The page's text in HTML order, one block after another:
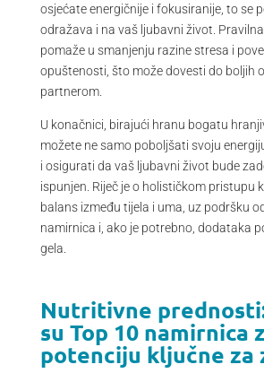
osjećate energičnije i fokusiranije, to se
odražava i na vaš ljubavni život.
pomaže u smanjenju razine stresa i
opuštenosti, što može dovesti do boljih
partnerom.
U konačnici, birajući hranu bogatu
možete ne samo poboljšati svoju
i osigurati da vaš ljubavni život bude
ispunjen. Riječ je o holističkom pristupu
balans između tijela i uma, uz podršku
namirnica i, ako je potrebno, dodataka
gela.
Nutritivne
su Top 10 namirnica
potenciju ključne za